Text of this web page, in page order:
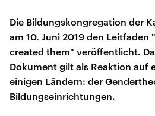
Die Bildungskongregation der
am 10. Juni 2019 den Leitfaden
created them" veröffentlicht.
Dokument gilt als Reaktion auf
einigen Ländern: der
Bildungseinrichtungen.